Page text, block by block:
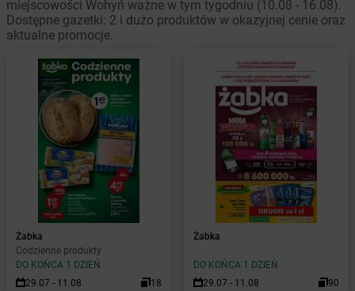
miejscowości Wohyń ważne w tym tygodniu (10.08 - 16.08).
Dostępne gazetki: 2 i dużo produktów w okazyjnej cenie oraz
aktualne promocje.
Żabka
Codzienne produkty
DO KOŃCA 1 DZIEŃ
29.07 - 11.08
18
Żabka
DO KOŃCA 1 DZIEŃ
29.07 - 11.08
90